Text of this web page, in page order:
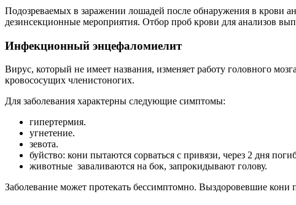
Подозреваемых в заражении лошадей после обнаружения в крови
дезинсекционные мероприятия. Отбор проб крови для анализов
Инфекционный энцефаломиелит
Вирус, который не имеет названия, изменяет работу головного
кровососущих членистоногих.
Для заболевания характерны следующие симптомы:
гипертермия.
угнетение.
зевота.
буйство: кони пытаются сорваться с привязи, через 2 дня
животные заваливаются на бок, запрокидывают голову.
Заболевание может протекать бессимптомно. Выздоровевшие